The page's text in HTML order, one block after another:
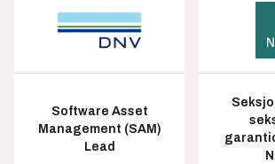
Software Asset
Management (SAM)
Lead